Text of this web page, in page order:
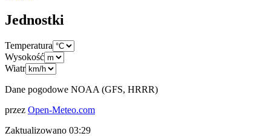
Jednostki
Temperatura
Wysokość
Wiatr
Dane pogodowe NOAA (GFS, HRRR)
przez Open-Meteo.com
Zaktualizowano 03:29